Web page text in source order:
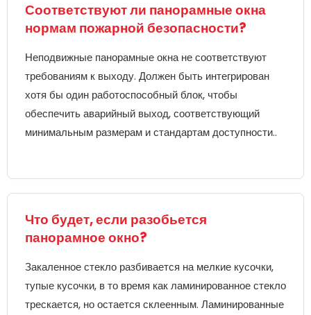
Соответствуют ли панорамные окна
нормам пожарной безопасности?
Неподвижные панорамные окна не соответствуют
требованиям к выходу. Должен быть интегрирован
хотя бы один работоспособный блок, чтобы
обеспечить аварийный выход, соответствующий
минимальным размерам и стандартам доступности..
Что будет, если разобьется
панорамное окно?
Закаленное стекло разбивается на мелкие кусочки,
тупые кусочки, в то время как ламинированное стекло
трескается, но остается склеенным. Ламинированные